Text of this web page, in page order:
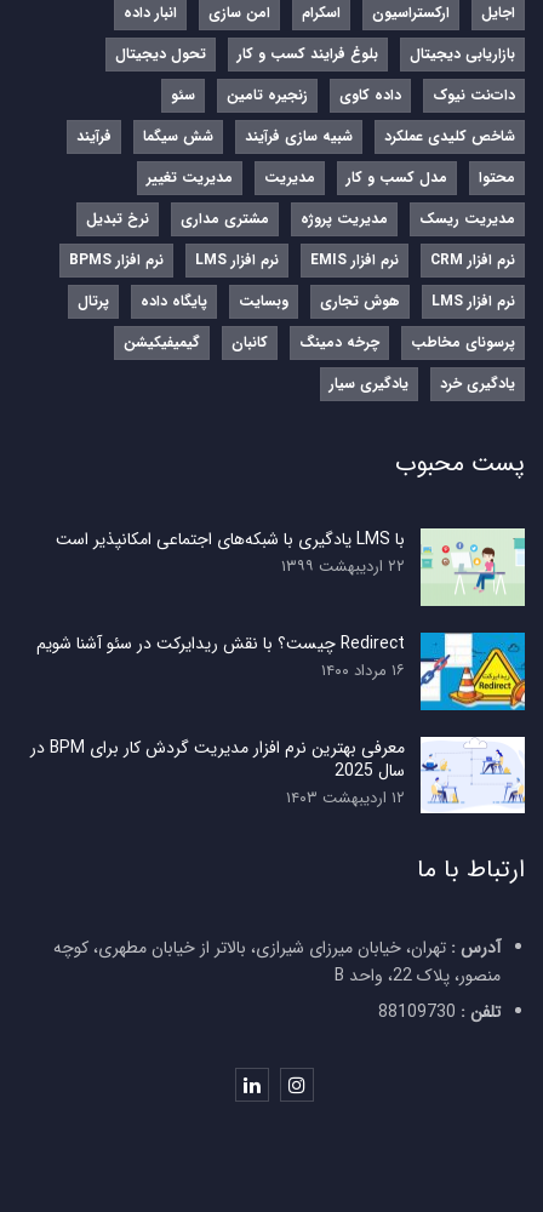
اجایل
ارکستراسیون اسکرام امن سازی
انبار داده
بازاریابی دیجیتال
بلوغ فرایند کسب و کار
تحول دیجیتال
دات‌نت نیوک
داده کاوی زنجیره تامین
سئو
شاخص کلیدی عملکرد
شبیه سازی فرآیند شش سیگما
فرآیند
محتوا
مدل کسب و کار مدیریت
مدیریت تغییر
مدیریت ریسک
مدیریت پروژه مشتری مداری
نرخ تبدیل
نرم‌ افزار CRM
نرم‌ افزار EMIS نرم‌ افزار LMS
نرم افزار BPMS
نرم افزار LMS
هوش تجاری وبسایت پایگاه داده
پرتال
پرسونای مخاطب
چرخه دمینگ کانبان
گیمیفیکیشن
یادگیری خرد
یادگیری سیار
پست محبوب
با LMS یادگیری با شبکه‌های اجتماعی امکانپذیر است
۲۲ اردیبهشت ۱۳۹۹
Redirect چیست؟ با نقش ریدایرکت در سئو آشنا شویم
۱۶ مرداد ۱۴۰۰
معرفی بهترین نرم افزار مدیریت گردش کار برای BPM در
سال 2025
۱۲ اردیبهشت ۱۴۰۳
ارتباط با ما
آدرس : تهران، خیابان میرزای شیرازی، بالاتر از خیابان مطهری، کوچه
منصور، پلاک 22، واحد B
تلفن :